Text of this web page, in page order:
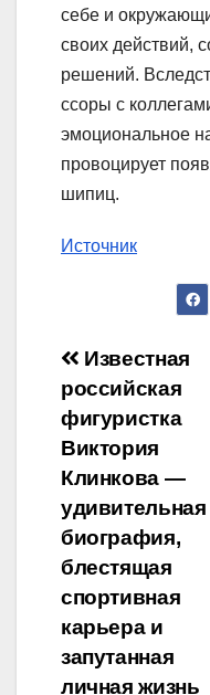
себе и
своих действий,
решений.
ссоры с
эмоциональное
провоцирует
шипиц.
Источник
по
записям
Известная
российская
фигуристка
Виктория
Клинкова —
удивительная
биография,
блестящая
спортивная
карьера и
запутанная
личная жизнь